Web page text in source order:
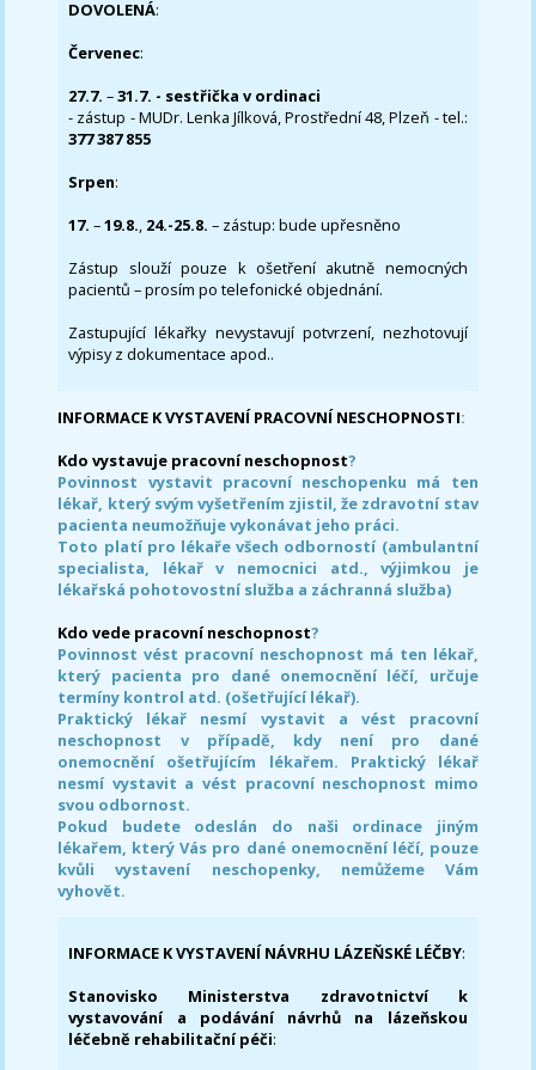
DOVOLENÁ:
Červenec:
27.7.–31.7. - sestřička v ordinaci
- zástup - MUDr. Lenka Jílková, Prostřední 48, Plzeň - tel.:
377 387 855
Srpen:
17. –19.8., 24.-25.8. – zástup: bude upřesněno
Zástup slouží pouze k ošetření akutně nemocných
pacientů – prosím po telefonické objednání.
Zastupující lékařky nevystavují potvrzení, nezhotovují
výpisy z dokumentace apod..
INFORMACE K VYSTAVENÍ PRACOVNÍ NESCHOPNOSTI:
Kdo vystavuje pracovní neschopnost?
Povinnost vystavit pracovní neschopenku má ten
lékař, který svým vyšetřením zjistil, že zdravotní stav
pacienta neumožňuje vykonávat jeho práci.
Toto platí pro lékaře všech odborností (ambulantní
specialista, lékař v nemocnici atd., výjimkou je
lékařská pohotovostní služba a záchranná služba)
Kdo vede pracovní neschopnost?
Povinnost vést pracovní neschopnost má ten lékař,
který pacienta pro dané onemocnění léčí, určuje
termíny kontrol atd. (ošetřující lékař).
Praktický lékař nesmí vystavit a vést pracovní
neschopnost v případě, kdy není pro dané
onemocnění ošetřujícím lékařem. Praktický lékař
nesmí vystavit a vést pracovní neschopnost mimo
svou odbornost.
Pokud budete odeslán do naši ordinace jiným
lékařem, který Vás pro dané onemocnění léčí, pouze
kvůli vystavení neschopenky, nemůžeme Vám
vyhovět.
INFORMACE K VYSTAVENÍ NÁVRHU LÁZEŇSKÉ LÉČBY:
Stanovisko Ministerstva zdravotnictví k
vystavování a podávání návrhů na lázeňskou
léčebně rehabilitační péči: